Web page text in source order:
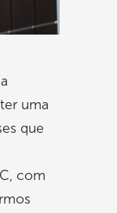
uma
que
com